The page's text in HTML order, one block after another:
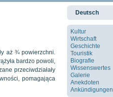
aż ¾ powierzchni.
bardzo powoli,
przeciwdziałały
pomagająca
Deutsch
Kultur
Wirtschaft
Geschichte
Touristik
Biografie
Wissenswertes
Galerie
Anekdoten
Ankündigungen